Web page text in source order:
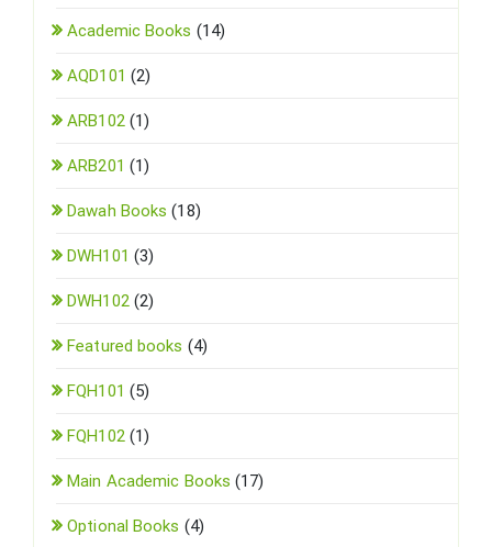
Academic Books (14)
AQD101 (2)
ARB102(1)
ARB201 (1)
Dawah Books (18)
DWH101 (3)
DWH102(2)
Featured books (4)
FQH101 (5)
FQH102(1)
Main Academic Books (17)
Optional Books (4)